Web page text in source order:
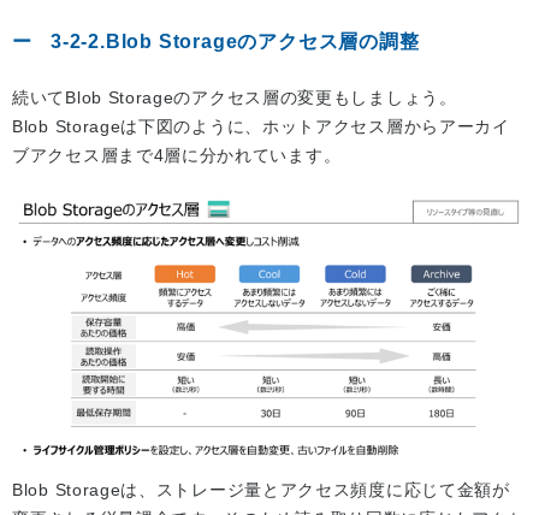
3-2-2.Blob Storageのアクセス層の調整
続いてBlob Storageのアクセス層の変更もしましょう。
Blob Storageは下図のように、ホットアクセス層からアーカイ
ブアクセス層まで4層に分かれています。
Blob Storageは、ストレージ量とアクセス頻度に応じて金額が